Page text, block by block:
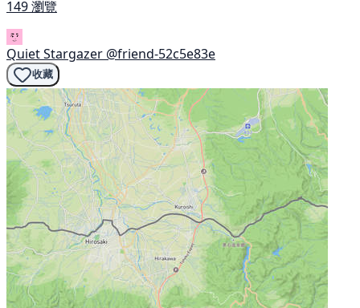
149 瀏覽
Quiet Stargazer @friend-52c5e83e
收藏